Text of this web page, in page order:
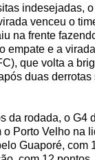
indesejadas,
venceu o
na frente
empate e a
que volta a
duas
da rodada, o G4
o Porto Velho na
Guaporé, com